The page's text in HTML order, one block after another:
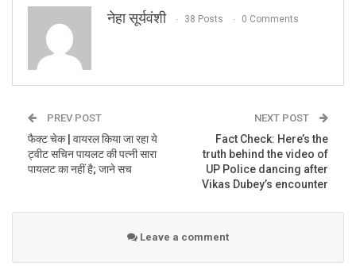
“#राहुल_गांधी का संसदीय क्षेत्र #वायनाड बना देश का पहला #स्मार्ट
सिटी
#राहुल_गांधी का संसदीय क्षेत्र #वायनाड बना देश का
पहला #स्मार्ट सिटी
हर घर के आगे सबका अपना
अलग अलग स्विमिंग पूल बनाने वाला पहला शहर
नेहा सूर्यवंशी 38 Posts 0 Comments
PREV POST
फैक्ट चेक | वायरल किया जा रहा ये
ट्वीट सचिन पायलट की पत्नी सारा
पायलट का नहीं है; जाने सच
NEXT POST
Fact Check: Here’s the
truth behind the video of
UP Police dancing after
Vikas Dubey’s encounter
Leave a comment